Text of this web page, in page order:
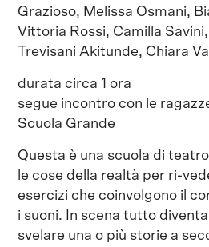
Grazioso, Melissa Osmani,
Vittoria Rossi, Camilla
Trevisani Akitunde, Chiara
durata circa 1 ora
segue incontro con le
Scuola Grande
Questa è una scuola di
le cose della realtà per ri-
esercizi che coinvolgono il
i suoni. In scena tutto
svelare una o più storie a